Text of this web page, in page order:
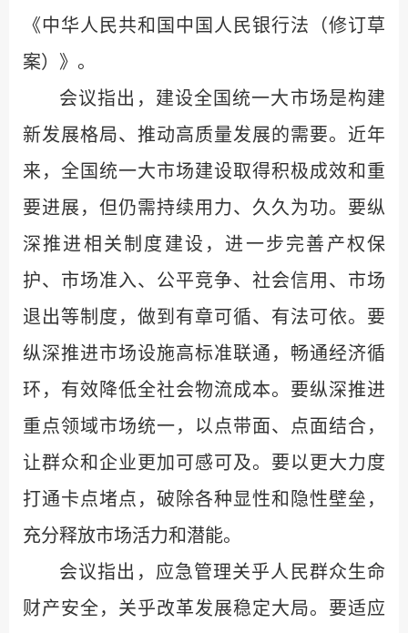
《中华人民共和国中国人民银行法（修订草
案）》。
会议指出，建设全国统一大市场是构建
新发展格局、推动高质量发展的需要。近年
来，全国统一大市场建设取得积极成效和重
要进展，但仍需持续用力、久久为功。要纵
深推进相关制度建设，进一步完善产权保
护、市场准入、公平竞争、社会信用、市场
退出等制度，做到有章可循、有法可依。要
纵深推进市场设施高标准联通，畅通经济循
环，有效降低全社会物流成本。要纵深推进
重点领域市场统一，以点带面、点面结合，
让群众和企业更加可感可及。要以更大力度
打通卡点堵点，破除各种显性和隐性壁垒，
充分释放市场活力和潜能。
会议指出，应急管理关乎人民群众生命
财产安全，关乎改革发展稳定大局。要适应